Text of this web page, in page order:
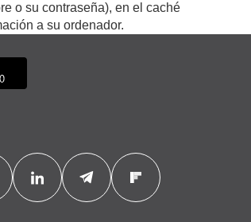
o su contraseña), en el caché
a su ordenador.